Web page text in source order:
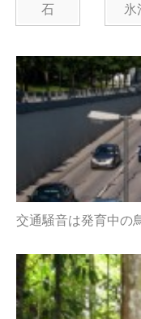
石 氷
交通騒音は発育中の